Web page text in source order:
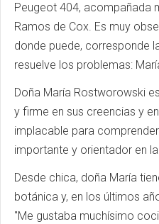
Peugeot 404, acompañada
Ramos de Cox. Es muy
donde puede, corresponde
resuelve los problemas:
Doña María Rostworowski
y firme en sus creencias y
implacable para
importante y orientador en
Desde chica, doña María
botánica y, en los últimos
"Me gustaba muchísimo